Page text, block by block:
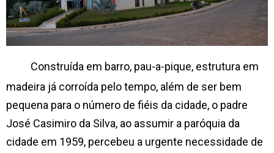
Construída em barro, pau-a-pique, estrutura em
madeira já corroída pelo tempo, além de ser bem
pequena para o número de fiéis da cidade, o padre
José Casimiro da Silva, ao assumir a paróquia da
cidade em 1959, percebeu a urgente necessidade de